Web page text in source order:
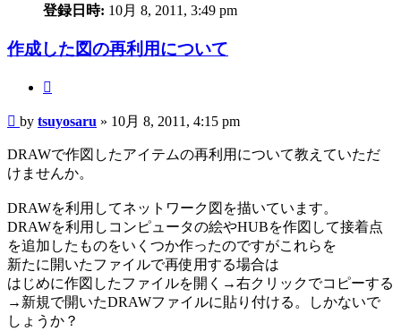
登録日時: 10月 8, 2011, 3:49 pm
作成した図の再利用について
す
投
記
事
by tsuyosaru » 10月 8, 2011, 4:15 pm
DRAWで作図したアイテムの再利用について教えていただ
けませんか。
DRAWを利用してネットワーク図を描いています。
DRAWを利用しコンピュータの絵やHUBを作図して接着点
を追加したものをいくつか作ったのですがこれらを
新たに開いたファイルで再使用する場合は
はじめに作図したファイルを開く→右クリックでコピーする
→新規で開いたDRAWファイルに貼り付ける。しかないで
しょうか？